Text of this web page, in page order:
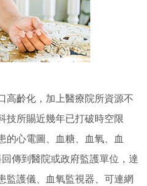
高齡化，加上醫療院所資源不
技所賜近幾年已打破時空限
的心電圖、血糖、血氧、血
傳到醫院或政府監護單位，達
監護儀、血氧監視器、可連網